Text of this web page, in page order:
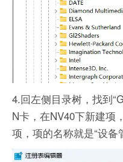
4.回左侧目录树，找到
N卡，在NV40下新建项
项，项的名称就是“设备